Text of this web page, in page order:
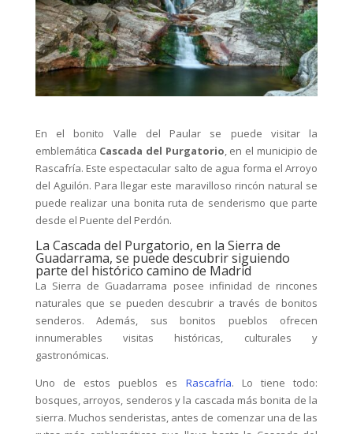
En el bonito Valle del Paular se puede visitar la
emblemática Cascada del Purgatorio, en el municipio de
Rascafría. Este espectacular salto de agua forma el Arroyo
del Aguilón. Para llegar este maravilloso rincón natural se
puede realizar una bonita ruta de senderismo que parte
desde el Puente del Perdón.
La Cascada del Purgatorio, en la Sierra de
Guadarrama, se puede descubrir siguiendo
parte del histórico camino de Madrid
La Sierra de Guadarrama posee infinidad de rincones
naturales que se pueden descubrir a través de bonitos
senderos. Además, sus bonitos pueblos ofrecen
innumerables visitas históricas, culturales y
gastronómicas.
Uno de estos pueblos es Rascafría. Lo tiene todo:
bosques, arroyos, senderos y la cascada más bonita de la
sierra. Muchos senderistas, antes de comenzar una de las